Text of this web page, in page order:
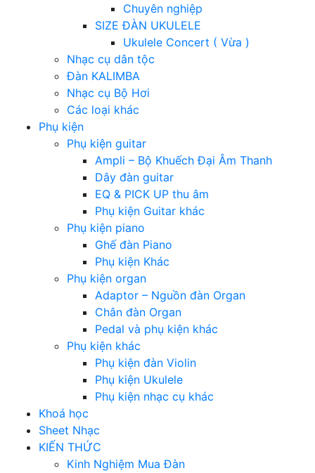
Chuyên nghiệp
SIZE ĐÀN UKULELE
Ukulele Concert ( Vừa )
Nhạc cụ dân tộc
Đàn KALIMBA
Nhạc cụ Bộ Hơi
Các loại khác
Phụ kiện
Phụ kiện guitar
Ampli – Bộ Khuếch Đại Âm Thanh
Dây đàn guitar
EQ & PICK UP thu âm
Phụ kiện Guitar khác
Phụ kiện piano
Ghế đàn Piano
Phụ kiện Khác
Phụ kiện organ
Adaptor – Nguồn đàn Organ
Chân đàn Organ
Pedal và phụ kiện khác
Phụ kiện khác
Phụ kiện đàn Violin
Phụ kiện Ukulele
Phụ kiện nhạc cụ khác
Khoá học
Sheet Nhạc
KIẾN THỨC
Kinh Nghiệm Mua Đàn